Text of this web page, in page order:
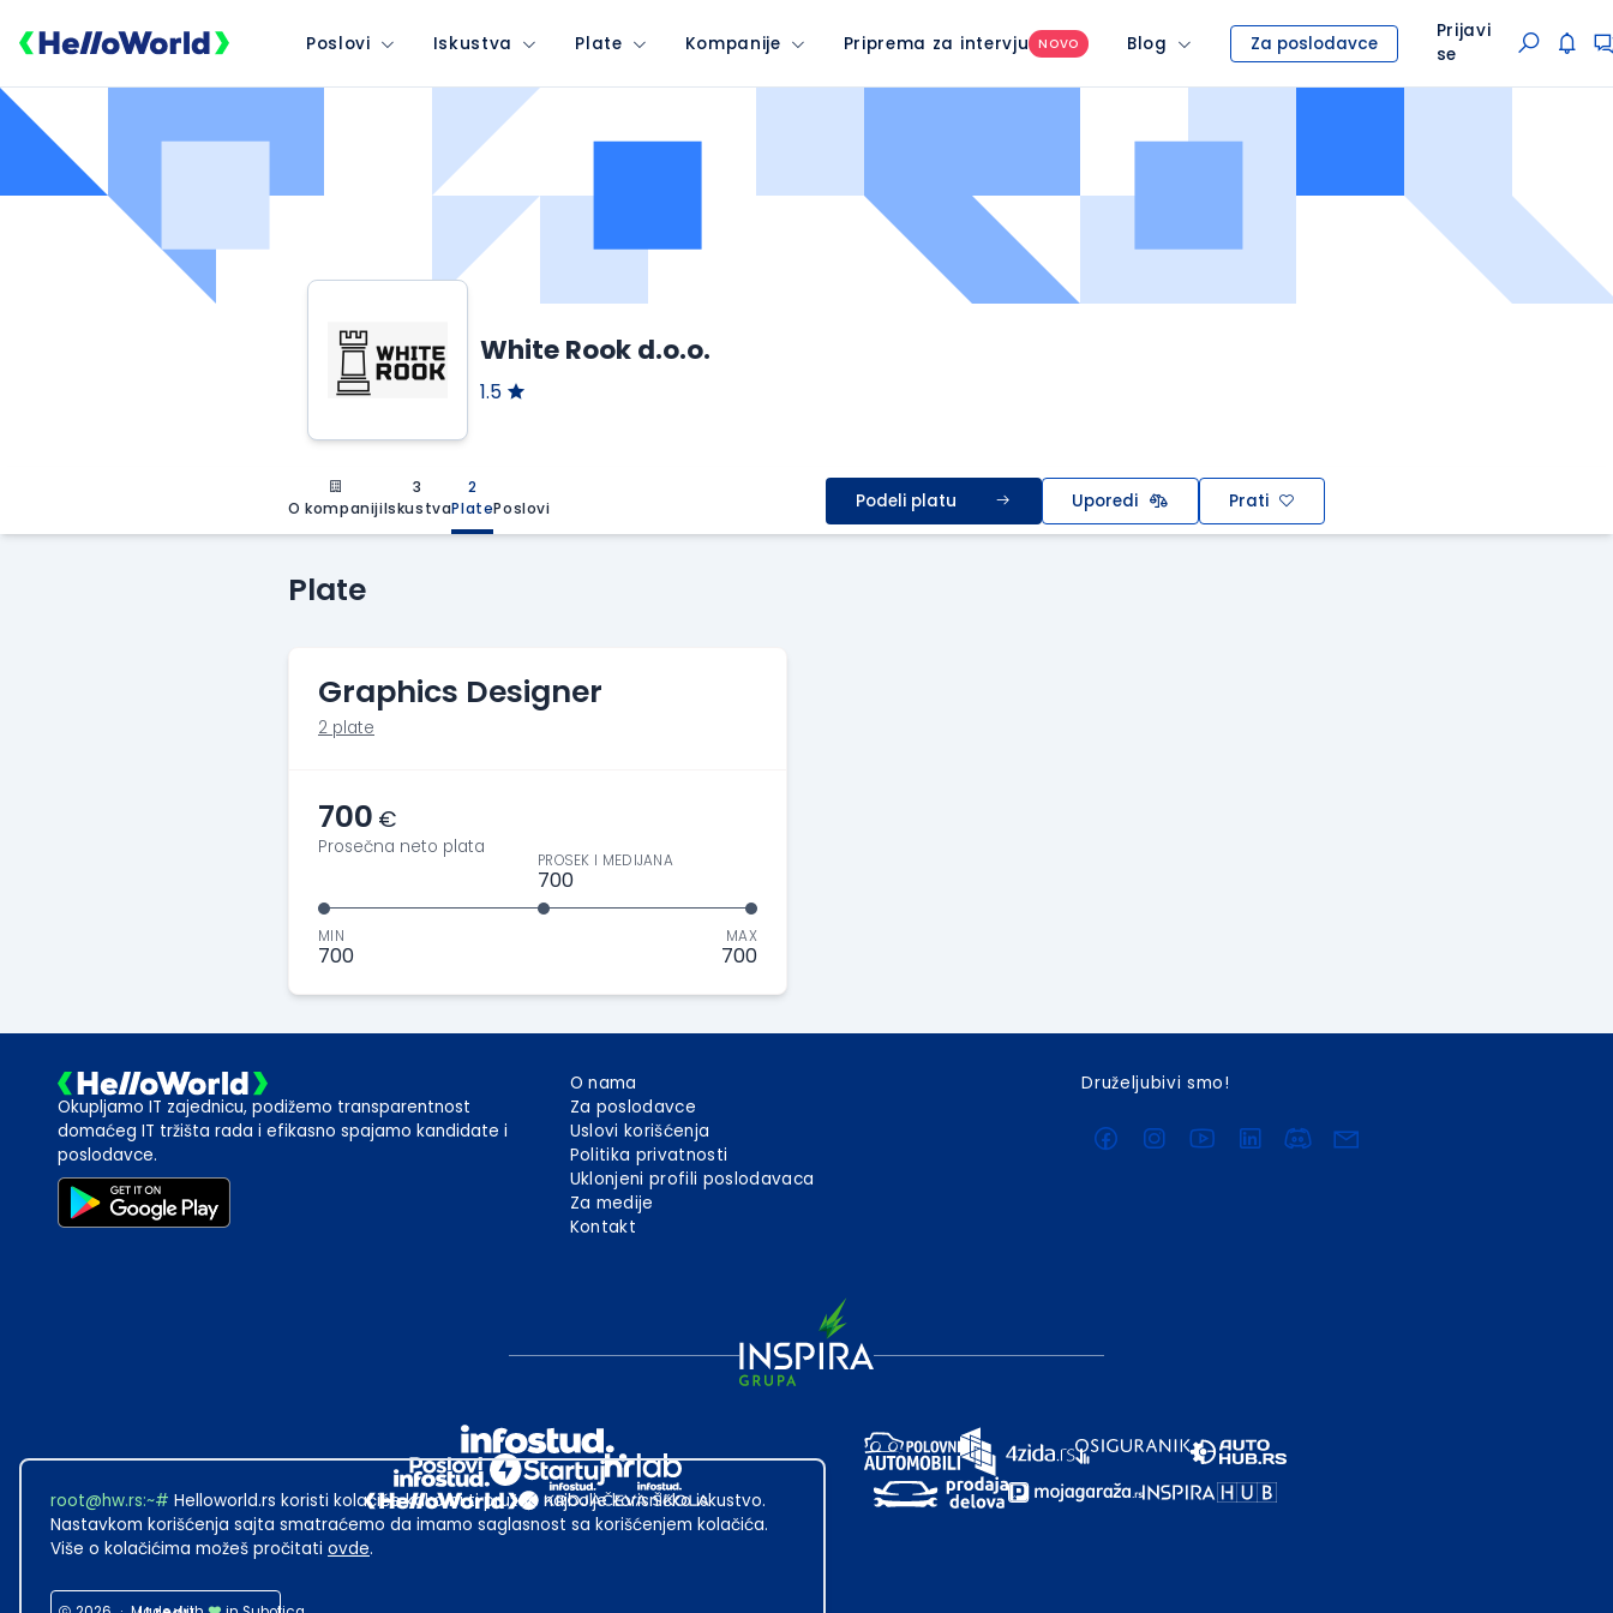
Poslovi Iskustva Plate Kompanije Priprema za intervju NOVO Blog Za poslodavce
Prijavi
se
White Rook d.o.o.
1.5
O kompaniji
3
Iskustva
2
PlatePoslovi Podeli platu Uporedi Prati
Plate
Graphics Designer
2 plate
700 €
Prosečna neto plata
MIN
700
PROSEK I MEDIJANA
700
MAX
700
Okupljamo IT zajednicu, podižemo transparentnost
domaćeg IT tržišta rada i efikasno spajamo kandidate i
poslodavce.
O nama
Za poslodavce
Uslovi korišćenja
Politika privatnosti
Uklonjeni profili poslodavaca
Za medije
Kontakt
Druželjubivi smo!
root@hw.rs:~# Helloworld.rs koristi kolačiće kako bi ti pružao najbolje korisničko iskustvo.
Nastavkom korišćenja sajta smatraćemo da imamo saglasnost sa korišćenjem kolačića.
Više o kolačićima možeš pročitati ovde.